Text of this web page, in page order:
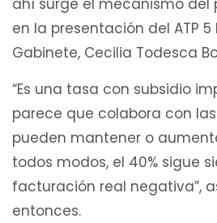
en la presentación del ATP
Gabinete, Cecilia Todesca
“Es una tasa con subsidio
parece que colabora con
pueden mantener o
todos modos, el 40% sigue
facturación real negativa”,
entonces.